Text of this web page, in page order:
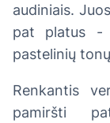
audiniais.
pat platus -
pastelinių
Renkantis
pamiršti